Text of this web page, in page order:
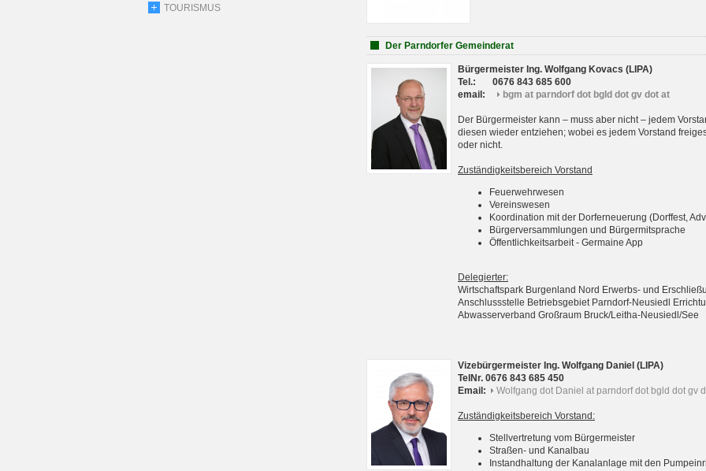
TOURISMUS
Der Parndorfer Gemeinderat
Bürgermeister Ing. Wolfgang Kovacs (LIPA)
Tel.: 0676 843 685 600
email:
bgm at parndorf dot bgld dot gv dot at
Der Bürgermeister kann – muss aber nicht – jedem
diesen wieder entziehen; wobei es jedem Vorstand
oder nicht.
Zuständigkeitsbereich Vorstand
Feuerwehrwesen
Vereinswesen
Koordination mit der Dorferneuerung (Dorffest,
Bürgerversammlungen und Bürgermitsprache
Öffentlichkeitsarbeit - Germaine App
Delegierter:
Wirtschaftspark Burgenland Nord Erwerbs- und
Anschlussstelle Betriebsgebiet Parndorf-Neusiedl
Abwasserverband Großraum Bruck/Leitha-Neusiedl/See
Vizebürgermeister Ing. Wolfgang Daniel (LIPA)
TelNr. 0676 843 685 450
Email:
Wolfgang dot Daniel at parndorf dot bgld dot gv
Zuständigkeitsbereich Vorstand:
Stellvertretung vom Bürgermeister
Straßen- und Kanalbau
Instandhaltung der Kanalanlage mit den